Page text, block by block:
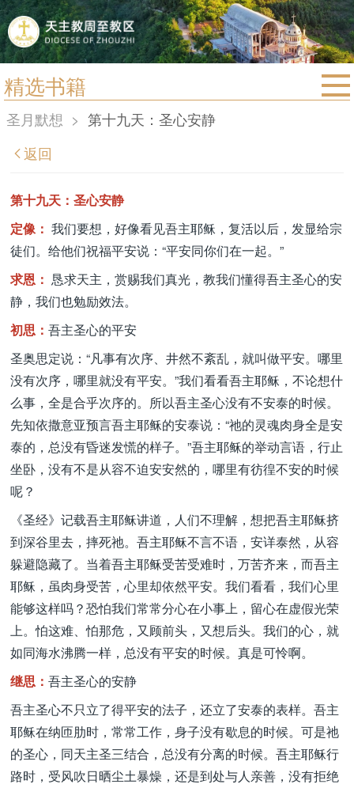
精选书籍
首页
宗教法规
教区简介
信仰文萃
教会圣月
圣月默想 > 第十九天：圣心安静
返回
第十九天：圣心安静
定像： 我们要想，好像看见吾主耶稣，复活以后，发显给宗
徒们。给他们祝福平安说：“平安同你们在一起。”
求恩： 恳求天主，赏赐我们真光，教我们懂得吾主圣心的安
静，我们也勉励效法。
初思： 吾主圣心的平安
圣奥思定说：“凡事有次序、井然不紊乱，就叫做平安。哪里
没有次序，哪里就没有平安。”我们看看吾主耶稣，不论想什
么事，全是合乎次序的。所以吾主圣心没有不安泰的时候。
先知依撒意亚预言吾主耶稣的安泰说：“祂的灵魂肉身全是安
泰的，总没有昏迷发慌的样子。”吾主耶稣的举动言语，行止
坐卧，没有不是从容不迫安安然的，哪里有彷徨不安的时候
呢？
《圣经》记载吾主耶稣讲道，人们不理解，想把吾主耶稣挤
到深谷里去，摔死祂。吾主耶稣不言不语，安详泰然，从容
躲避隐藏了。当着吾主耶稣受苦受难时，万苦齐来，而吾主
耶稣，虽肉身受苦，心里却依然平安。我们看看，我们心里
能够这样吗？恐怕我们常常分心在小事上，留心在虚假光荣
上。怕这难、怕那危，又顾前头，又想后头。我们的心，就
如同海水沸腾一样，总没有平安的时候。真是可怜啊。
继思： 吾主圣心的安静
吾主圣心不只立了得平安的法子，还立了安泰的表样。吾主
耶稣在纳匝肋时，常常工作，身子没有歇息的时候。可是祂
的圣心，同天主圣三结合，总没有分离的时候。吾主耶稣行
路时，受风吹日晒尘土暴燥，还是到处与人亲善，没有拒绝